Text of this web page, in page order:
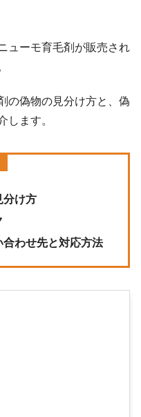
ューモ育毛剤が販売され
の偽物の見分け方と、偽
します。
分け方
わせ先と対応方法